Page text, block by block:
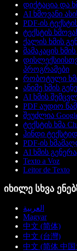
დიქტაცია და
AI ხმოვანი
PDF-ის
ტექსტის
ქალის ხმის
მამაკაცის
პროგრამები
რობოტული
ანიმე ხმის
AI ხმის
PDF აუდიო
შეუძლია
ტექსტის ხმა
ჰინდი
PDF-ის
AI ხმის
Texto a Voz
Leitor de Texto
იხილე სხვა
العربية
Magyar
中文 (简体)
中文 (台灣)
中文 (简体 中